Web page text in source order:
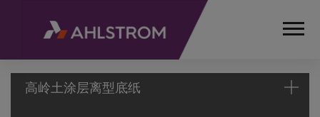
高岭土涂层离型底纸